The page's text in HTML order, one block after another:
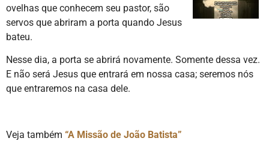
ovelhas que conhecem seu pastor, são
servos que abriram a porta quando Jesus
bateu.
Nesse dia, a porta se abrirá novamente. Somente dessa vez.
E não será Jesus que entrará em nossa casa; seremos nós
que entraremos na casa dele.
Veja também “A Missão de João Batista”